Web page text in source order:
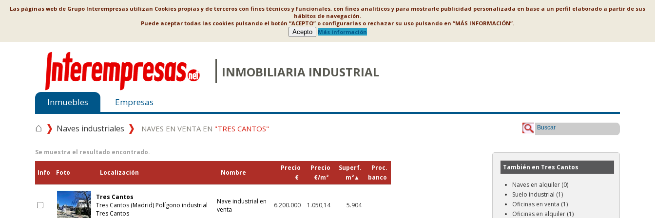
Las páginas web de Grupo Interempresas utilizan Cookies propias y de terceros con fines técnicos y funcionales, con fines analíticos y para mostrarle publicidad personalizada en base a un perfil elaborado a partir de sus
hábitos de navegación.
Puede aceptar todas las cookies pulsando el botón “ACEPTO” o configurarlas o rechazar su uso pulsando en “MÁS INFORMACIÓN”.
Acepto
Más información
INMOBILIARIA INDUSTRIAL
Inmuebles Empresas
⌂ Naves industriales NAVES EN VENTA EN "TRES CANTOS" Buscar
Se muestra el resultado encontrado.
Info Foto Localización Nombre
Precio
€
Precio
€/m²
Superf.
m²▲
Proc.
banco
Tres Cantos
Tres Cantos (Madrid) Polígono industrial
Tres Cantos
Nave industrial en
venta
6.200.000 1.050,14 5.904
También en Tres Cantos
Naves en alquiler (0)
Suelo industrial (1)
Oficinas en venta (1)
Oficinas en alquiler (1)